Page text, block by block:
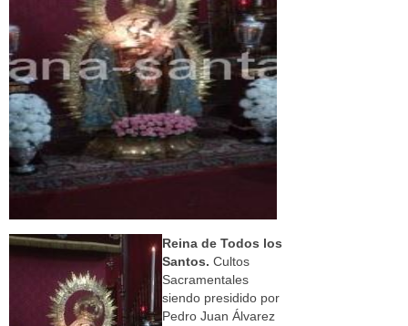
Reina de Todos los
Santos. Cultos
Sacramentales
siendo presidido por
Pedro Juan Álvarez